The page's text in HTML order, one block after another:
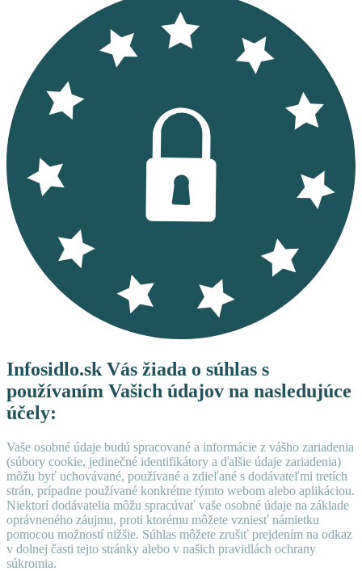
Infosidlo.sk Vás žiada o súhlas s
používaním Vašich údajov na nasledujúce
účely:
Vaše osobné údaje budú spracované a informácie z vášho zariadenia
(súbory cookie, jedinečné identifikátory a ďalšie údaje zariadenia)
môžu byť uchovávané, používané a zdieľané s dodávateľmi tretích
strán, prípadne používané konkrétne týmto webom alebo aplikáciou.
Niektorí dodávatelia môžu spracúvať vaše osobné údaje na základe
oprávneného záujmu, proti ktorému môžete vzniesť námietku
pomocou možností nižšie. Súhlas môžete zrušiť prejdením na odkaz
v dolnej časti tejto stránky alebo v našich pravidlách ochrany
súkromia.